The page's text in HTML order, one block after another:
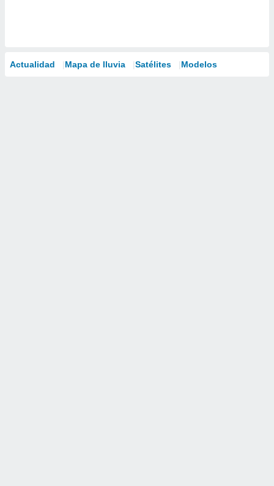
Actualidad Mapa de lluvia Satélites Modelos